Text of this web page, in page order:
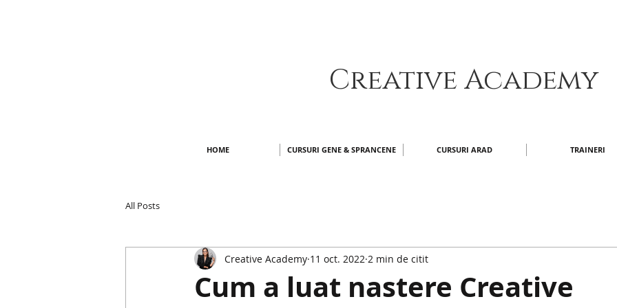
Creative Academy​
HOME CURSURI GENE & SPRANCENE CURSURI ARAD TRAINERI
All Posts
Cum a luat nastere Creative
Creative Academy 11 oct. 2022 2 min de citit